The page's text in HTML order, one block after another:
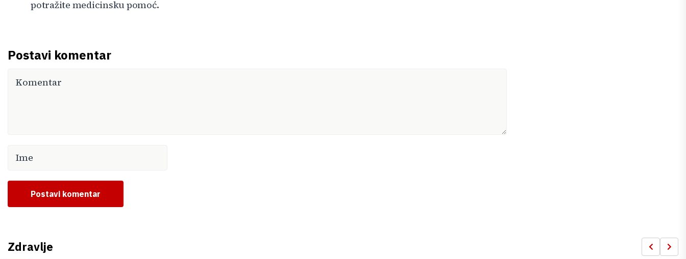
potražite medicinsku pomoć.
Postavi komentar
Postavi komentar
Zdravlje